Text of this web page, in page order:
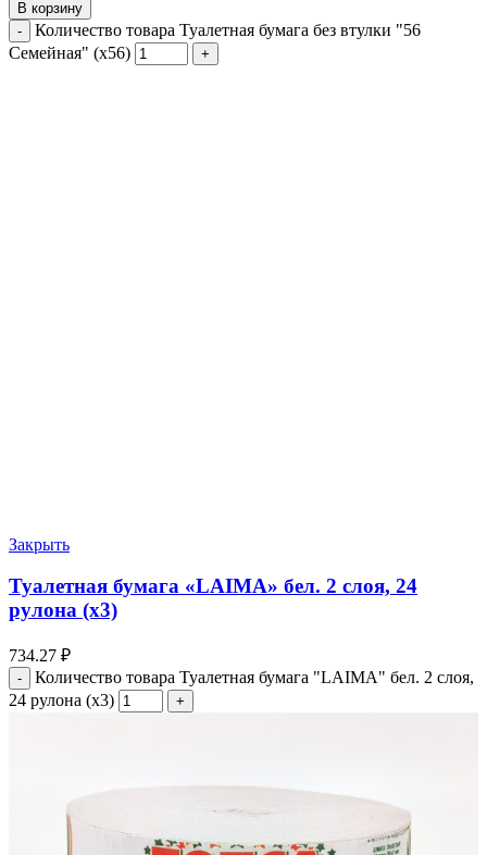
В корзину
Количество товара Туалетная бумага без втулки "56
Семейная" (х56)
Закрыть
Туалетная бумага «LAIMA» бел. 2 слоя, 24
рулона (х3)
734.27 ₽
Количество товара Туалетная бумага "LAIMA" бел. 2 слоя,
24 рулона (х3)